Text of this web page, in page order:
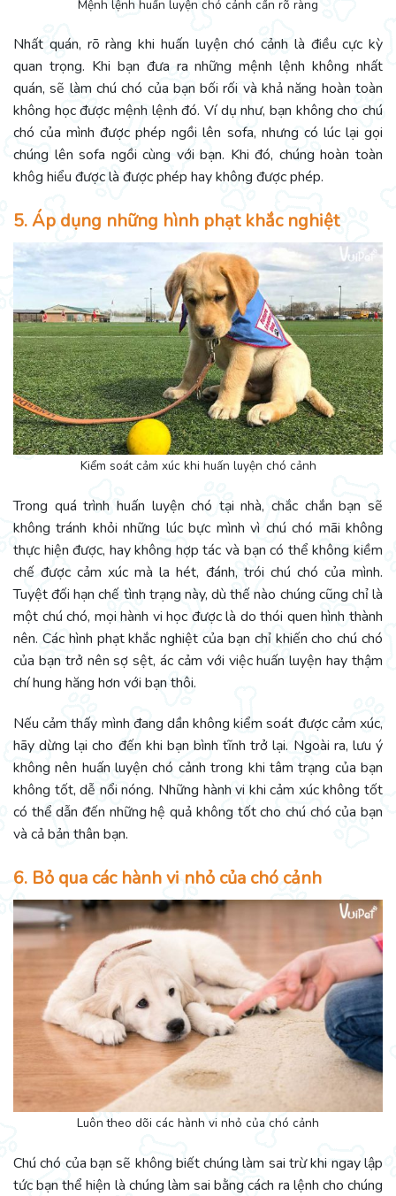
Mệnh lệnh huấn luyện chó cảnh cần rõ ràng
Nhất quán, rõ ràng khi huấn luyện chó cảnh là điều cực kỳ
quan trọng. Khi bạn đưa ra những mệnh lệnh không nhất
quán, sẽ làm chú chó của bạn bối rối và khả năng hoàn toàn
không học được mệnh lệnh đó. Ví dụ như, bạn không cho chú
chó của mình được phép ngồi lên sofa, nhưng có lúc lại gọi
chúng lên sofa ngồi cùng với bạn. Khi đó, chúng hoàn toàn
khôg hiểu được là được phép hay không được phép.
5. Áp dụng những hình phạt khắc nghiệt
Kiểm soát cảm xúc khi huấn luyện chó cảnh
Trong quá trình huấn luyện chó tại nhà, chắc chắn bạn sẽ
không tránh khỏi những lúc bực mình vì chú chó mãi không
thực hiện được, hay không hợp tác và bạn có thể không kiềm
chế được cảm xúc mà la hét, đánh, trói chú chó của mình.
Tuyệt đối hạn chế tình trạng này, dù thế nào chúng cũng chỉ là
một chú chó, mọi hành vi học được là do thói quen hình thành
nên. Các hình phạt khắc nghiệt của bạn chỉ khiến cho chú chó
của bạn trở nên sợ sệt, ác cảm với việc huấn luyện hay thậm
chí hung hăng hơn với bạn thôi.
Nếu cảm thấy mình đang dần không kiểm soát được cảm xúc,
hãy dừng lại cho đến khi bạn bình tĩnh trở lại. Ngoài ra, lưu ý
không nên huấn luyện chó cảnh trong khi tâm trạng của bạn
không tốt, dễ nổi nóng. Những hành vi khi cảm xúc không tốt
có thể dẫn đến những hệ quả không tốt cho chú chó của bạn
và cả bản thân bạn.
6. Bỏ qua các hành vi nhỏ của chó cảnh
Luôn theo dõi các hành vi nhỏ của chó cảnh
Chú chó của bạn sẽ không biết chúng làm sai trừ khi ngay lập
tức bạn thể hiện là chúng làm sai bằng cách ra lệnh cho chúng